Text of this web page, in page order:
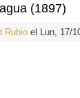
(1897)
Rubio el Lun, 17/